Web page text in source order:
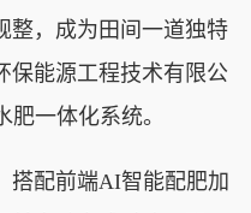
整，成为田间一道独特
保能源工程技术有限公
一体化系统。
配前端AI智能配肥加